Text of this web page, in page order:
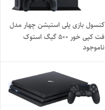
کنسول بازی پلی استیشن چهار مدل
فت کپی خور 500 گیگ استوک
اروپایی
ناموجود